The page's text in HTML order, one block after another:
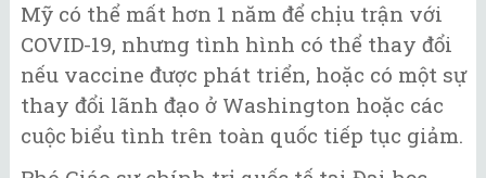
Mỹ có thể mất hơn 1 năm để chịu trận với
COVID-19, nhưng tình hình có thể thay đổi
nếu vaccine được phát triển, hoặc có một sự
thay đổi lãnh đạo ở Washington hoặc các
cuộc biểu tình trên toàn quốc tiếp tục giảm.